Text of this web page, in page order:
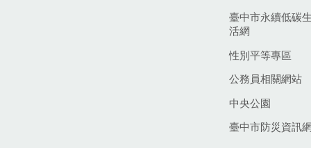
臺中市永續低碳
活網
性別平等專區
公務員相關網站
中央公園
臺中市防災資訊